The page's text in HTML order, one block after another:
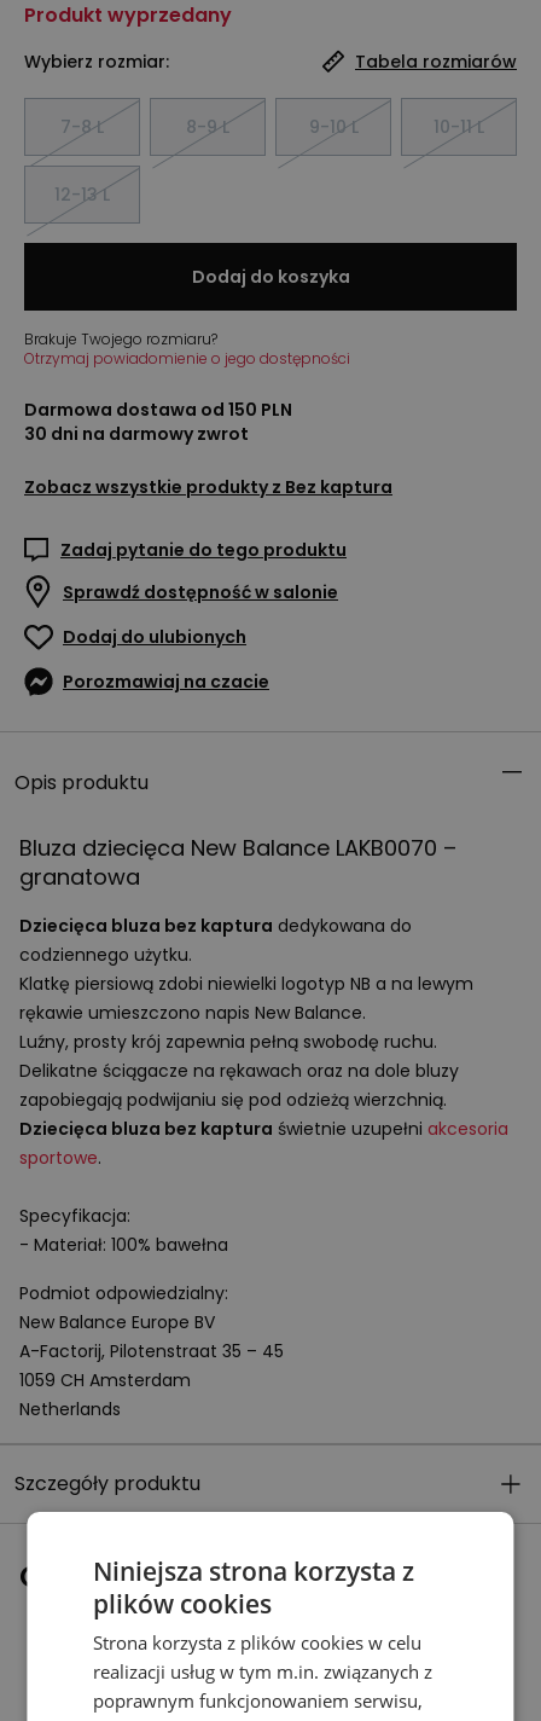
Produkt wyprzedany
Wybierz rozmiar: Tabela rozmiarów
7-8 L 8-9 L 9-10 L 10-11 L
12-13 L
Dodaj do koszyka
Brakuje Twojego rozmiaru?
Otrzymaj powiadomienie o jego dostępności
Darmowa dostawa od 150 PLN
30 dni na darmowy zwrot
Zobacz wszystkie produkty z Bez kaptura
Zadaj pytanie do tego produktu
Sprawdź dostępność w salonie
Dodaj do ulubionych
Porozmawiaj na czacie
Opis produktu
Bluza dziecięca New Balance LAKB0070 –
granatowa
Dziecięca bluza bez kaptura dedykowana do
codziennego użytku.
Klatkę piersiową zdobi niewielki logotyp NB a na lewym
rękawie umieszczono napis New Balance.
Luźny, prosty krój zapewnia pełną swobodę ruchu.
Delikatne ściągacze na rękawach oraz na dole bluzy
zapobiegają podwijaniu się pod odzieżą wierzchnią.
Dziecięca bluza bez kaptura świetnie uzupełni akcesoria
sportowe.
Specyfikacja:
- Materiał: 100% bawełna
Podmiot odpowiedzialny:
New Balance Europe BV
A-Factorij, Pilotenstraat 35 – 45
1059 CH Amsterdam
Netherlands
Szczegóły produktu
Ostatnio oglądane
Niniejsza strona korzysta z
plików cookies
Strona korzysta z plików cookies w celu
realizacji usług w tym m.in. związanych z
poprawnym funkcjonowaniem serwisu,